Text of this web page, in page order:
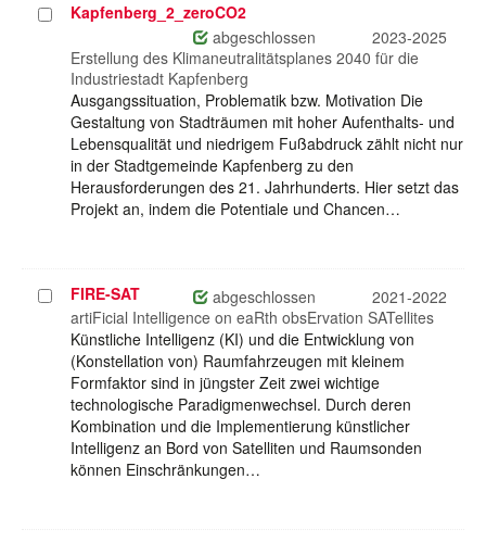
ProjektKapfenberg_2_zeroCO2
abgeschlossen
2023-2025
Erstellung des Klimaneutralitätsplanes 2040 für die
Industriestadt Kapfenberg
Ausgangssituation, Problematik bzw. Motivation Die
Gestaltung von Stadträumen mit hoher Aufenthalts- und
Lebensqualität und niedrigem Fußabdruck zählt nicht nur
in der Stadtgemeinde Kapfenberg zu den
Herausforderungen des 21. Jahrhunderts. Hier setzt das
Projekt an, indem die Potentiale und Chancen…
Projekt
auswählen
FIRE-SAT abgeschlossen
2021-2022
artiFicial Intelligence on eaRth obsErvation SATellites
Künstliche Intelligenz (KI) und die Entwicklung von
(Konstellation von) Raumfahrzeugen mit kleinem
Formfaktor sind in jüngster Zeit zwei wichtige
technologische Paradigmenwechsel. Durch deren
Kombination und die Implementierung künstlicher
Intelligenz an Bord von Satelliten und Raumsonden
können Einschränkungen…